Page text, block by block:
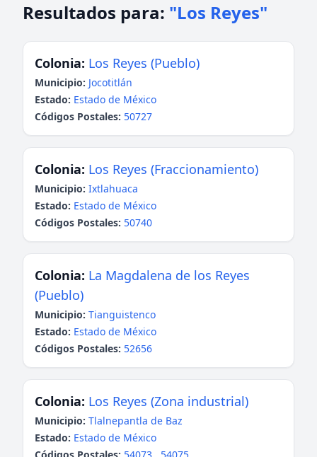
Resultados para: "Los Reyes"
Colonia: Los Reyes (Pueblo)
Municipio: Jocotitlán
Estado: Estado de México
Códigos Postales: 50727
Colonia: Los Reyes (Fraccionamiento)
Municipio: Ixtlahuaca
Estado: Estado de México
Códigos Postales: 50740
Colonia: La Magdalena de los Reyes
(Pueblo)
Municipio: Tianguistenco
Estado: Estado de México
Códigos Postales: 52656
Colonia: Los Reyes (Zona industrial)
Municipio: Tlalnepantla de Baz
Estado: Estado de México